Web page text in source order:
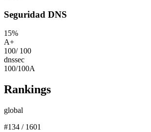
Seguridad DNS
15%
A+
100/ 100
dnssec
100/100A
Rankings
global
#134 / 1601